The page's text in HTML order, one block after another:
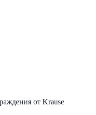
от Krause